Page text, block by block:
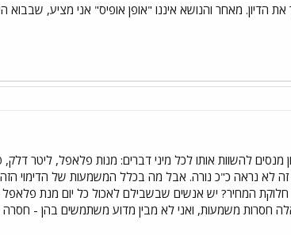
נמשיך את הדיון. מאחר והנושא איננו "אופן אופיס" אני מציע,
מנסים להשוות אותו לכל מיני דברים: מנות פלאפל, ליטר
לא נראה כ"כ נורה. אבל מה בכלל המשמעות של הדימוי
של חלוקת המחיר? יש אנשים שבשבילם לאכול כל יום מנת
חסרות משמעות, ואני לא מבין מדוע משתמשים בהן -